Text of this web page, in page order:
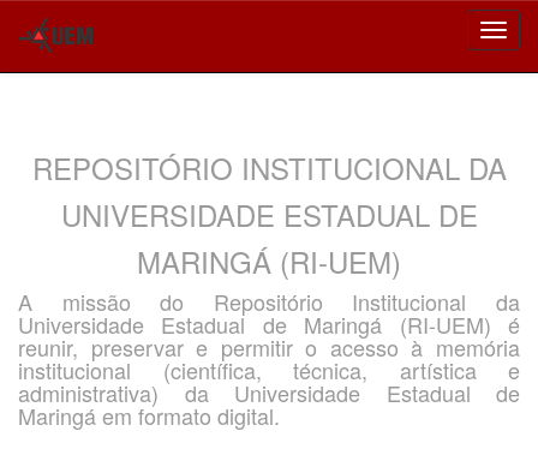
REPOSITÓRIO INSTITUCIONAL DA
UNIVERSIDADE ESTADUAL DE
MARINGÁ (RI-UEM)
A missão do Repositório Institucional da
Universidade Estadual de Maringá (RI-UEM) é
reunir, preservar e permitir o acesso à memória
institucional (científica, técnica, artística e
administrativa) da Universidade Estadual de
Maringá em formato digital.